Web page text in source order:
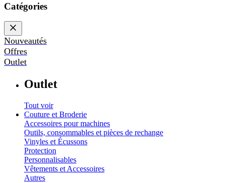
Catégories
Nouveautés
Offres
Outlet
Outlet
Tout voir
Couture et Broderie
Accessoires pour machines
Outils, consommables et pièces de rechange
Vinyles et Écussons
Protection
Personnalisables
Vêtements et Accessoires
Autres